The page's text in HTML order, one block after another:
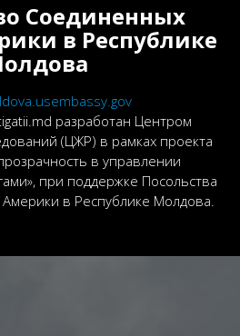
Соединенных
в Республике
разработан Центром
(ЦЖР) в рамках проекта
в управлении
при поддержке Посольства
в Республике Молдова.